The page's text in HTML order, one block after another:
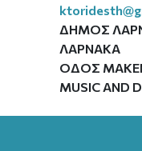
ΔΗΜΟΣ
ΛΑΡΝΑΚΑ
ΟΔΟΣ
MUSIC AND